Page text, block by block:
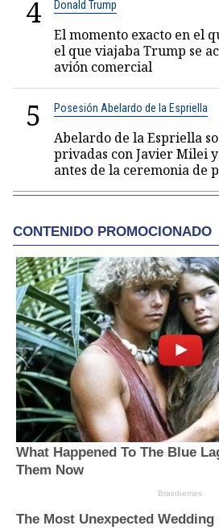
4 Donald Trump
El momento exacto en el
el que viajaba Trump se
avión comercial
5 Posesión Abelardo de la Espriella
Abelardo de la Espriella
privadas con Javier Milei
antes de la ceremonia de